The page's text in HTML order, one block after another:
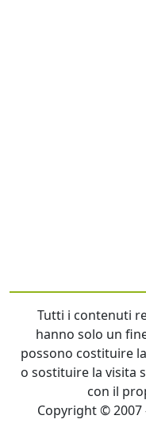
Tutti i contenuti
hanno solo un
possono costituire
o sostituire la visita
con il
Copyright ©